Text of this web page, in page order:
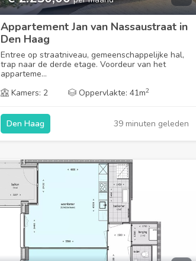
Appartement Jan van Nassaustraat in
Den Haag
Entree op straatniveau, gemeenschappelijke hal,
trap naar de derde etage. Voordeur van het
apparteme...
Kamers: 2
Oppervlakte: 41m2
39 minuten geleden
Den Haag
Kamer Deventerstraatweg in